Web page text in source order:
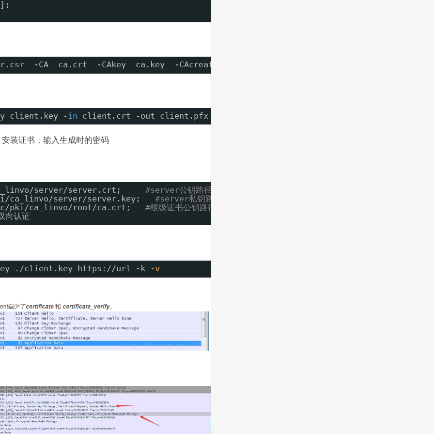
-CA  ca.crt  -CAkey  ca.key  -CAcreateserial -out  client.crt  -days  3650
client.key - in client.crt -out client.pfx
装证书，输入生成时的密码
server/server.crt; #server公钥路径
ca_linvo/server/server.key; #server私钥路径
pki/ca_linvo/root/ca .crt; #根级证书公钥路径，用于验证各个二级client
认证
. /client .key https: //url -k -v